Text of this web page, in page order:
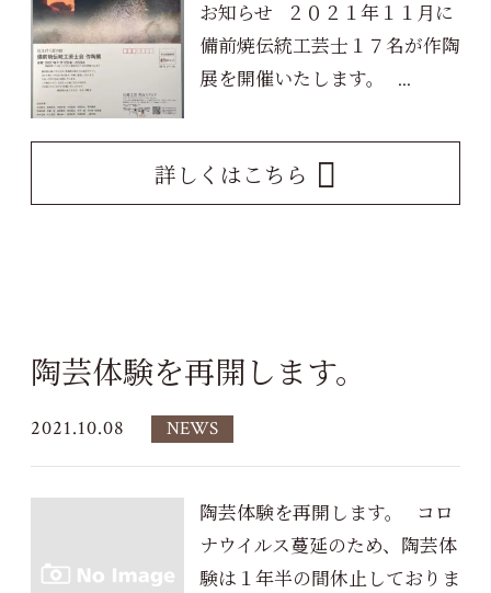
お知らせ ２０２１年１１月に
備前焼伝統工芸士１７名が作陶
展を開催いたします。 ...
詳しくはこちら
陶芸体験を再開します。
2021.10.08 NEWS
陶芸体験を再開します。 コロ
ナウイルス蔓延のため、陶芸体
験は１年半の間休止しておりま